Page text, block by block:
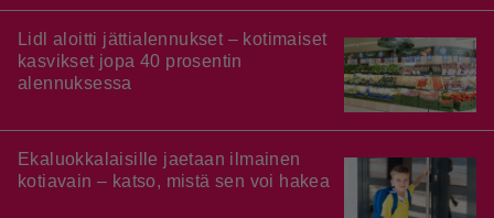
Lidl aloitti jättialennukset – kotimaiset
kasvikset jopa 40 prosentin
alennuksessa
Ekaluokkalaisille jaetaan ilmainen
kotiavain – katso, mistä sen voi hakea